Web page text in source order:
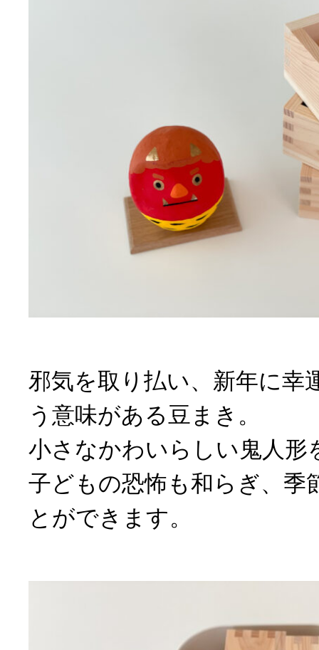
邪気を取り払い、新年に幸
う意味がある豆まき。
小さなかわいらしい鬼人形
子どもの恐怖も和らぎ、季
とができます。